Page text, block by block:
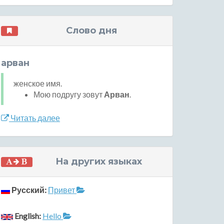
Слово дня
арван
женское имя.
Мою подругу зовут Арван.
Читать далее
На других языках
Русский: Привет
English: Hello